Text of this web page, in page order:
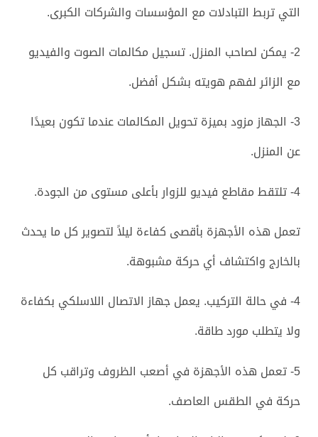
التي تربط التبادلات مع المؤسسات والشركات الكبرى.
2- يمكن لصاحب المنزل. تسجيل مكالمات الصوت والفيديو
مع الزائر لفهم هويته بشكل أفضل.
3- الجهاز مزود بميزة تحويل المكالمات عندما تكون بعيدًا
عن المنزل.
4- تلتقط مقاطع فيديو للزوار بأعلى مستوى من الجودة.
تعمل هذه الأجهزة بأقصى كفاءة ليلاً لتصوير كل ما يحدث
بالخارج واكتشاف أي حركة مشبوهة.
4- في حالة التركيب. يعمل جهاز الاتصال اللاسلكي بكفاءة
ولا يتطلب مورد طاقة.
5- تعمل هذه الأجهزة في أصعب الظروف وتراقب كل
حركة في الطقس العاصف.